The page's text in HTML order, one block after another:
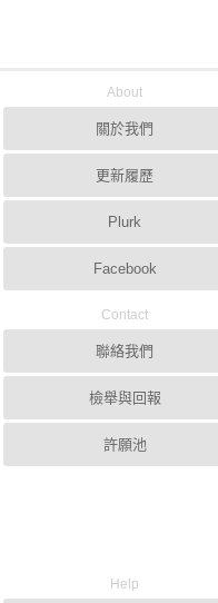
About
關於我們
更新履歷
Plurk
Facebook
Contact
聯絡我們
檢舉與回報
許願池
Help